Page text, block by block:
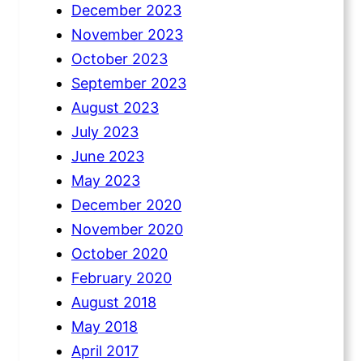
December 2023
November 2023
October 2023
September 2023
August 2023
July 2023
June 2023
May 2023
December 2020
November 2020
October 2020
February 2020
August 2018
May 2018
April 2017